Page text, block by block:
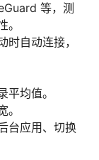
等，测
自动连接，
均值。
台应用、切换